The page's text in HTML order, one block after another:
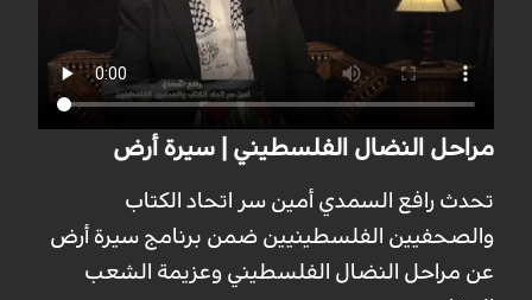
مراحل النضال الفلسطيني | سيرة أرض
تحدث رافع السمدي أمين سر اتحاد الكتاب
والصحفيين الفلسطينيين ضمن برنامج سيرة أرض
عن مراحل النضال الفلسطيني وعزيمة الشعب